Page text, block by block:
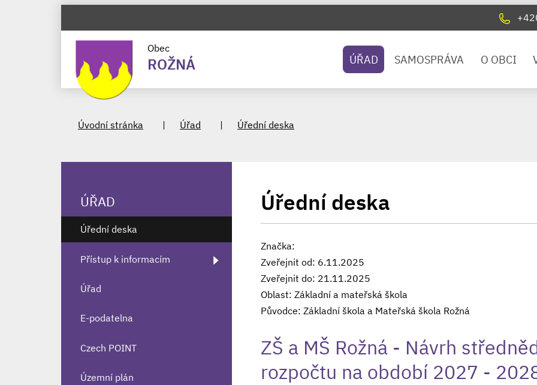
Obec
ROŽNÁ ÚŘAD SAMOSPRÁVA O OBCI
Úvodní stránka Úřad Úřední deska
Úřední deska
Značka:
Zveřejnit od: 6.11.2025
Zveřejnit do: 21.11.2025
Oblast: Základní a mateřská škola
Původce: Základní škola a Mateřská škola Rožná
ZŠ a MŠ Rožná - Návrh
rozpočtu na období 2027 -
ÚŘAD
Úřední deska
Přístup k informacím
Úřad
E-podatelna
Czech POINT
Územní plán